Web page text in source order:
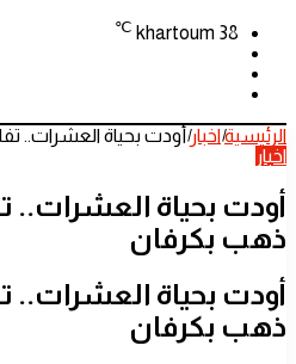
khartoum 38
℃
الرئيسية|اخبار|أودت بحياة العشرات..
اخبار
أودت بحياة العشرات..
ذهب بكرفان
أودت بحياة العشرات..
ذهب بكرفان